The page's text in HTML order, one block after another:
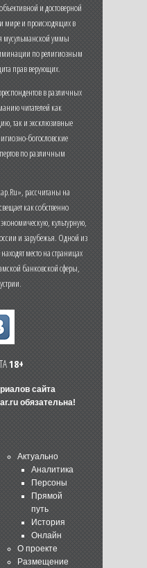
и достоверной
мире и происходящих в
мусульманской уммы
по религиозным
прав верующих.
в различных
читателей как
так и эксклюзивные
богословские
по различным
рассчитаны на
как собственно
культурную,
и зарубежья. Одной из
место на страницах
банковской сферы,
18+
сайта
обязательна!
Актуально
Аналитика
Персоны
Прямой
путь
История
Онлайн
О проекте
Размещение